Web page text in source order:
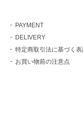
PAYMENT
DELIVERY
特定商取引法に基づく
お買い物前の注意点